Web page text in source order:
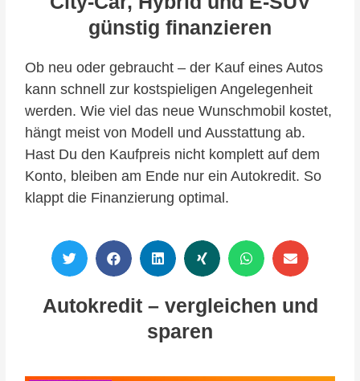
günstig finanzieren
Ob neu oder gebraucht – der Kauf eines Autos
kann schnell zur kostspieligen Angelegenheit
werden. Wie viel das neue Wunschmobil kostet,
hängt meist von Modell und Ausstattung ab.
Hast Du den Kaufpreis nicht komplett auf dem
Konto, bleiben am Ende nur ein Autokredit. So
klappt die Finanzierung optimal.
Autokredit – vergleichen und
sparen